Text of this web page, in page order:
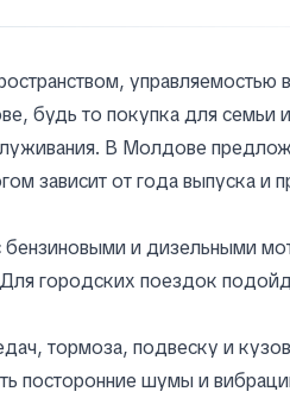
управляемостью
будь то покупка для семьи
В Молдове
зависит от года выпуска и
бензиновыми и дизельными
городских поездок
тормоза, подвеску и
посторонние шумы и